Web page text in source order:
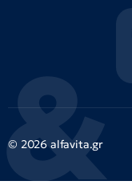
© 2026 alfavita.gr